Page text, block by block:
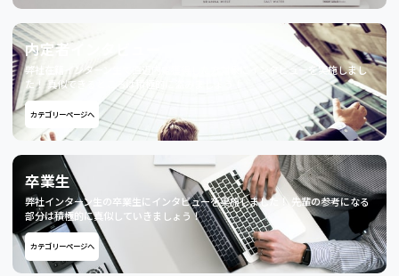
内定者インタビュー
弊社在籍インターン生で直近内定獲得した方対象にインタビューを実施しまし
た！ 真似できるところは積極的に盗みましょう！
カテゴリーページへ
卒業生
弊社インターン生の卒業生にインタビューを実施しました！ 先輩の参考になる
部分は積極的に真似していきましょう！
カテゴリーページへ